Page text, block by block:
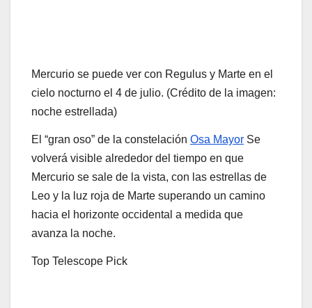
Mercurio se puede ver con Regulus y Marte en el
cielo nocturno el 4 de julio. (Crédito de la imagen:
noche estrellada)
El “gran oso” de la constelación Osa Mayor Se
volverá visible alrededor del tiempo en que
Mercurio se sale de la vista, con las estrellas de
Leo y la luz roja de Marte superando un camino
hacia el horizonte occidental a medida que
avanza la noche.
Top Telescope Pick